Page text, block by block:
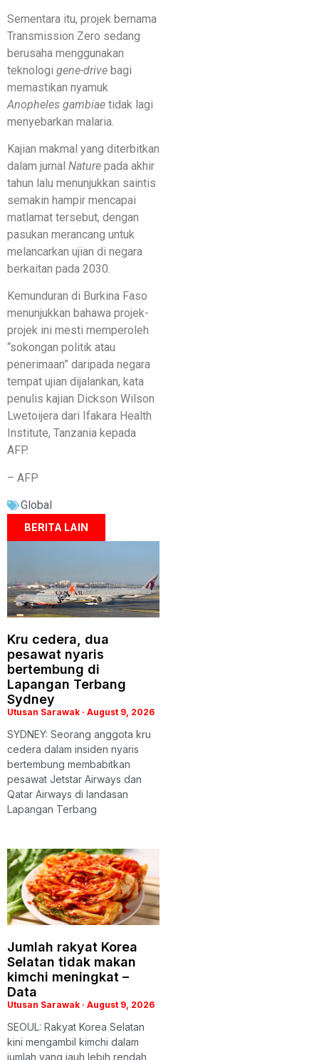
Sementara itu, projek bernama
Transmission Zero sedang
berusaha menggunakan
teknologi gene-drive bagi
memastikan nyamuk
Anopheles gambiae tidak lagi
menyebarkan malaria.
Kajian makmal yang diterbitkan
dalam jurnal Nature pada akhir
tahun lalu menunjukkan saintis
semakin hampir mencapai
matlamat tersebut, dengan
pasukan merancang untuk
melancarkan ujian di negara
berkaitan pada 2030.
Kemunduran di Burkina Faso
menunjukkan bahawa projek-
projek ini mesti memperoleh
“sokongan politik atau
penerimaan” daripada negara
tempat ujian dijalankan, kata
penulis kajian Dickson Wilson
Lwetoijera dari Ifakara Health
Institute, Tanzania kepada
AFP.
– AFP
Global
BERITA LAIN
Kru cedera, dua
pesawat nyaris
bertembung di
Lapangan Terbang
Sydney
Utusan Sarawak August 9, 2026
SYDNEY: Seorang anggota kru
cedera dalam insiden nyaris
bertembung membabitkan
pesawat Jetstar Airways dan
Qatar Airways di landasan
Lapangan Terbang
Jumlah rakyat Korea
Selatan tidak makan
kimchi meningkat –
Data
Utusan Sarawak August 9, 2026
SEOUL: Rakyat Korea Selatan
kini mengambil kimchi dalam
jumlah yang jauh lebih rendah